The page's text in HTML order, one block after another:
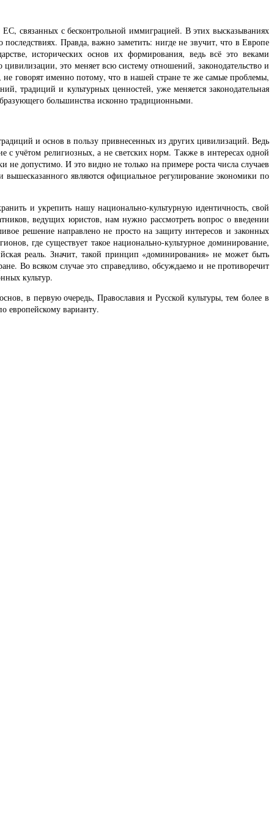
связанных с бесконтрольной иммиграцией. В этих высказываниях
Правда, важно заметить: нигде не звучит, что в Европе
исторических основ их формирования, ведь всё это веками
это меняет всю систему отношений, законодательство и
говорят именно потому, что в нашей стране те же самые проблемы,
традиций и культурных ценностей, уже меняется законодательная
большинства исконно традиционными.
и основ в пользу привнесенных из других цивилизаций. Ведь
с учётом религиозных, а не светских норм. Также в интересах одной
допустимо. И это видно не только на примере роста числа случаев
являются официальное регулирование экономики по
и укрепить нашу национально-культурную идентичность, свой
ведущих юристов, нам нужно рассмотреть вопрос о введении
решение направлено не просто на защиту интересов и законных
где существует такое национально-культурное доминирование,
реаль. Значит, такой принцип «доминирования» не может быть
Во всяком случае это справедливо, обсуждаемо и не противоречит
культур.
в первую очередь, Православия и Русской культуры, тем более в
европейскому варианту.